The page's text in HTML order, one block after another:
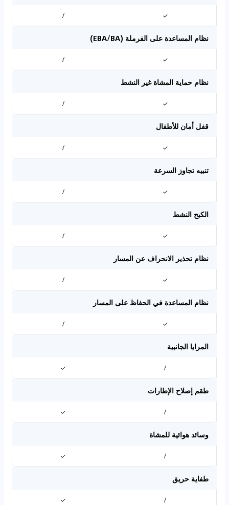
✓
/
نظام المساعدة على الفرملة (EBA/BA)
✓
/
نظام حماية المشاة غير النشط
✓
/
قفل أمان للأطفال
✓
/
تنبيه تجاوز السرعة
✓
/
الكبح النشط
✓
/
نظام تحذير الانحراف عن المسار
✓
/
نظام المساعدة في الحفاظ على المسار
✓
/
المرايا الجانبية
/
✓
طقم إصلاح الإطارات
/
✓
وسائد هوائية للمشاة
/
✓
طفاية حريق
/
✓